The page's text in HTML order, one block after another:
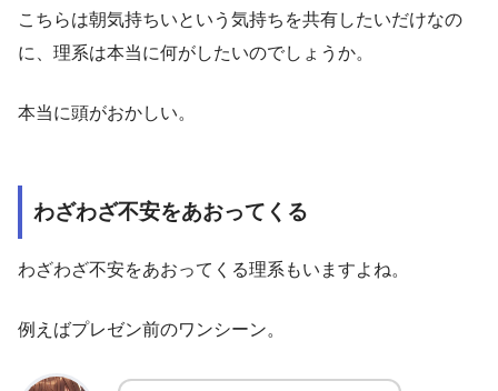
こちらは朝気持ちいという気持ちを共有したいだけなの
に、理系は本当に何がしたいのでしょうか。
本当に頭がおかしい。
わざわざ不安をあおってくる
わざわざ不安をあおってくる理系もいますよね。
例えばプレゼン前のワンシーン。